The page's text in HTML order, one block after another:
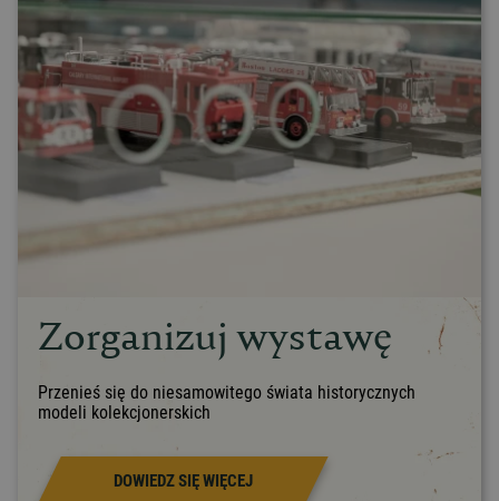
Zorganizuj wystawę
Przenieś się do niesamowitego świata historycznych
modeli kolekcjonerskich
DOWIEDZ SIĘ WIĘCEJ